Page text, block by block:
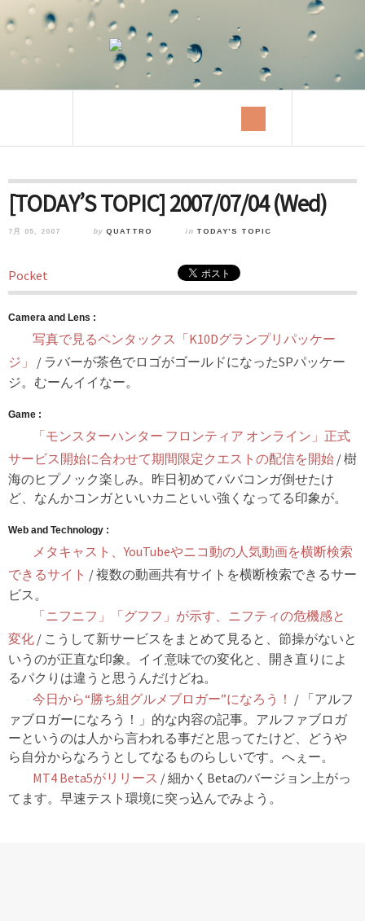
[TODAY’S TOPIC] 2007/07/04 (Wed)
7月 05, 2007 by QUATTRO in TODAY'S TOPIC
Pocket
Camera and Lens :
写真で見るペンタックス「K10Dグランプリパッケー
ジ」
/ ラバーが茶色でロゴがゴールドになったSPパッケー
ジ。むーんイイなー。
Game :
「モンスターハンター フロンティア オンライン」正式
サービス開始に合わせて期間限定クエストの配信を開始 / 樹
海のヒプノック楽しみ。昨日初めてババコンガ倒せたけ
ど、なんかコンガといいカニといい強くなってる印象が。
Web and Technology :
メタキャスト、YouTubeやニコ動の人気動画を横断検索
できるサイト / 複数の動画共有サイトを横断検索できるサー
ビス。
「ニフニフ」「グフフ」が示す、ニフティの危機感と
変化 / こうして新サービスをまとめて見ると、節操がないと
いうのが正直な印象。イイ意味での変化と、開き直りによ
るパクりは違うと思うんだけどね。
今日から“勝ち組グルメブロガー”になろう！ / 「アルフ
ァブロガーになろう！」的な内容の記事。アルファブロガ
ーというのは人から言われる事だと思ってたけど、どうや
ら自分からなろうとしてなるものらしいです。へぇー。
MT4 Beta5がリリース / 細かくBetaのバージョン上がっ
てます。早速テスト環境に突っ込んでみよう。